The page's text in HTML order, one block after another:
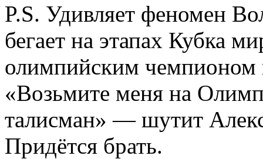
P.S. Удивляет феномен
бегает на этапах Кубка
олимпийским
«Возьмите меня на
талисман» — шутит
Придётся брать.